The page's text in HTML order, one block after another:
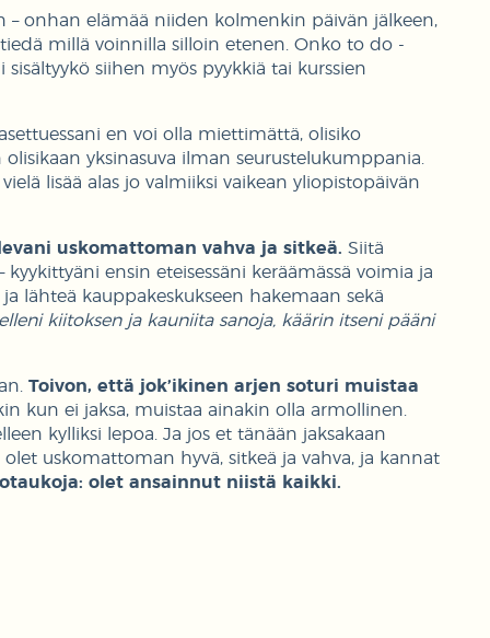
– onhan elämää niiden kolmenkin päivän jälkeen,
millä voinnilla silloin etenen. Onko to do -
siihen myös pyykkiä tai kurssien
en voi olla miettimättä, olisiko
yksinasuva ilman seurustelukumppania.
lisää alas jo valmiiksi vaikean yliopistopäivän
uskomattoman vahva ja sitkeä. Siitä
ensin eteisessäni keräämässä voimia ja
lähteä kauppakeskukseen hakemaan sekä
kiitoksen ja kauniita sanoja, käärin itseni pääni
Toivon, että jok’ikinen arjen soturi muistaa
kun ei jaksa, muistaa ainakin olla armollinen.
kylliksi lepoa. Ja jos et tänään jaksakaan
uskomattoman hyvä, sitkeä ja vahva, ja kannat
olet ansainnut niistä kaikki.